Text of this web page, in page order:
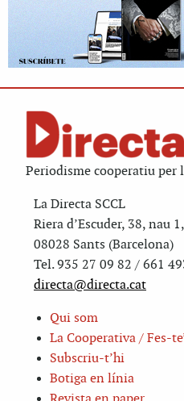
Periodisme cooperatiu per
La Directa SCCL
Riera d’Escuder, 38, nau
08028 Sants (Barcelona)
Tel. 935 27 09 82 / 661
directa@directa.cat
Qui som
La Cooperativa / Fes-
Subscriu-t’hi
Botiga en línia